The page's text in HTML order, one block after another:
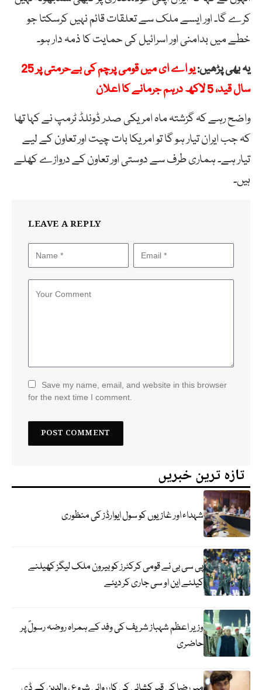
کرے گا۔ اور ایسے ملک سے تعلقات قائم نہیں کرسکتا جو
خطے میں بدامنی اور اسرائیل کی حمایت کا ذمہ دار ہو۔
یہ بھی پڑھیں:
یو اے ای میں قومی پرچم کی بےحرمتی پر 25
سال قید، 5 لاکھ درہم جرمانے کا اعلان
واضح رہے کہ گزشتہ ماہ امریکی صدر ڈونلڈ ٹرمپ نے کہا تھا
کہ جب ایران تیار ہو گا تو امریکا بات چیت اور تعاون کے لیے
تیار ہے۔ ہماری طرف سے دوستی اور تعاون کے دروازے کھلے
ہیں۔
LEAVE A REPLY
Save my name, email, and website in this browser
for the next time I comment.
تازہ ترین خبریں
شہداء اور غازیوں کو سول ایوارڈز کی منظوری
پی سی بی نے قومی کرکٹرز کو بیرون ملک لیگز کھیلنے
کیلئے این او سی جاری کر دیئے
وزیر اعظم شہباز شریف کی وفد کے ہمراہ روضہ رسولؐ پر
حاضری